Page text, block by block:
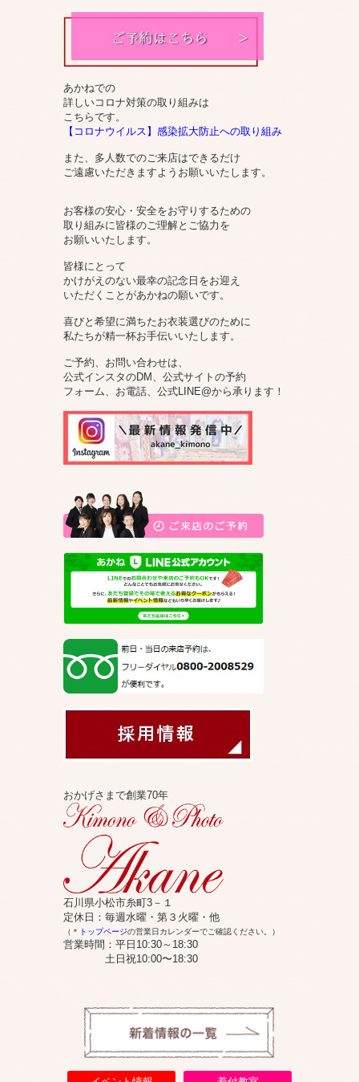
あかねでの
詳しいコロナ対策の取り組みは
こちらです。
【コロナウイルス】感染拡大防止への取り組み
また、多人数でのご来店はできるだけ
ご遠慮いただきますようお願いいたします。
お客様の安心・安全をお守りするための
取り組みに皆様のご理解とご協力を
お願いいたします。
皆様にとって
かけがえのない最幸の記念日をお迎え
いただくことがあかねの願いです。
喜びと希望に満ちたお衣装選びのために
私たちが精一杯お手伝いいたします。
ご予約、お問い合わせは、
公式インスタのDM、公式サイトの予約
フォーム、お電話、公式LINE@から承ります！
おかげさまで創業70年
石川県小松市糸町3－１
定休日：毎週水曜・第３火曜・他
（＊ トップページの営業日カレンダーでご確認ください。）
営業時間：平日10:30～18:30
土日祝10:00〜18:30